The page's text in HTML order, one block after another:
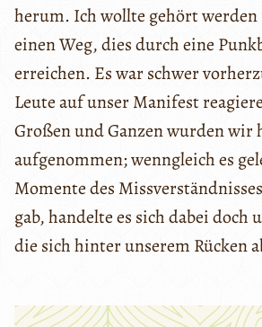
herum. Ich wollte gehört
einen Weg, dies durch eine
erreichen. Es war schwer
Leute auf unser Manifest
Großen und Ganzen wurden wir
aufgenommen; wenngleich es
Momente des
gab, handelte es sich dabei doch
die sich hinter unserem Rücken